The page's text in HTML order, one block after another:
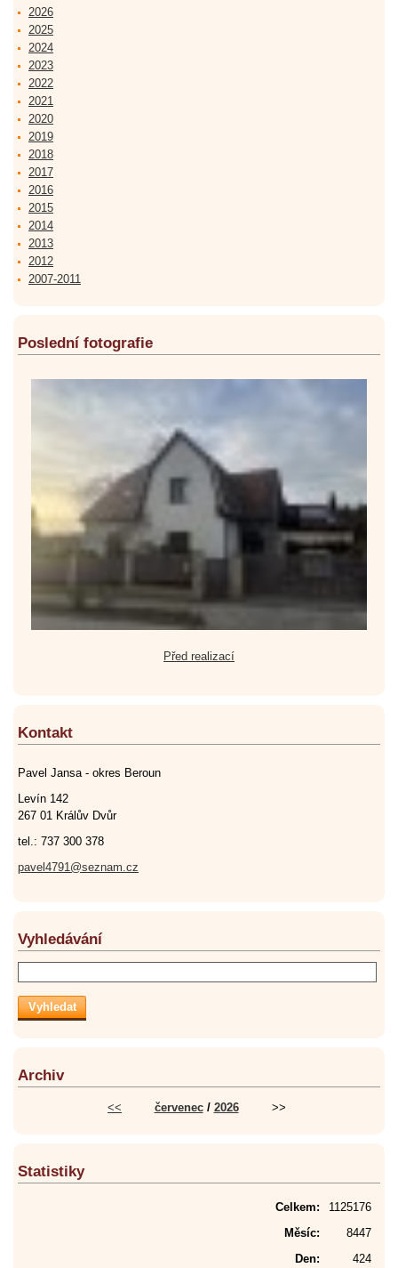
2026
2025
2024
2023
2022
2021
2020
2019
2018
2017
2016
2015
2014
2013
2012
2007-2011
Poslední fotografie
Před realizací
Kontakt
Pavel Jansa - okres Beroun
Levín 142
267 01 Králův Dvůr
tel.: 737 300 378
pavel4791@seznam.cz
Vyhledávání
Archiv
<< červenec/ 2026 >>
Statistiky
Celkem:
1125176
Měsíc:
8447
Den:
424